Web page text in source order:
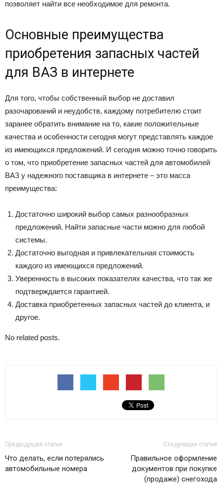
позволяет найти все необходимое для ремонта.
Основные преимущества
приобретения запасных частей
для ВАЗ в интернете
Для того, чтобы собственный выбор не доставил
разочарований и неудобств, каждому потребителю стоит
заранее обратить внимание на то, какие положительные
качества и особенности сегодня могут представлять каждое
из имеющихся предложений. И сегодня можно точно говорить
о том, что приобретение запасных частей для автомобилей
ВАЗ у надежного поставщика в интернете – это масса
преимущества:
Достаточно широкий выбор самых разнообразных
предложений. Найти запасные части можно для любой
системы.
Достаточно выгодная и привлекательная стоимость
каждого из имеющихся предложений.
Уверенность в высоких показателях качества, что так же
подтверждается гарантией.
Доставка приобретенных запасных частей до клиента, и
другое.
No related posts.
Предыдущая статья
Что делать, если потерялись
автомобильные номера
Следующая статья
Правильное оформление
документов при покупке
(продаже) снегохода